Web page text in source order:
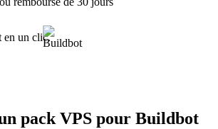
pack VPS pour Buildbot